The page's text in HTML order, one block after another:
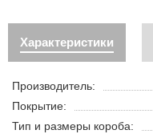
Характеристики
Производитель:
Покрытие:
Тип и размеры короба: